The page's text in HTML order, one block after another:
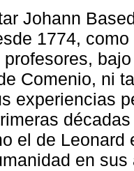
Johann
1774,
Comenio, ni
experiencias
el de Leonard
en sus